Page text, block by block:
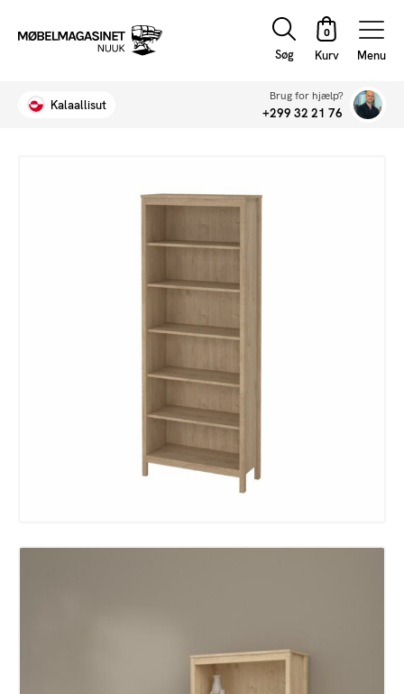
Søg Menu
Kalaallisut
Brug for hjælp?
+299 32 21 76